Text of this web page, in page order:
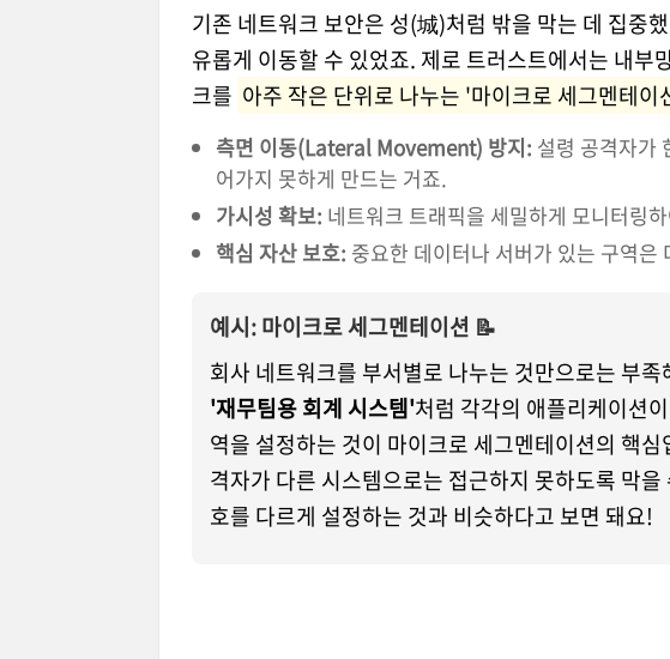
기존 네트워크 보안은 성(城)처럼 밖을 막는 데 집중
유롭게 이동할 수 있었죠. 제로 트러스트에서는 내부
크를 아주 작은 단위로 나누는 '마이크로 세그멘테이
측면 이동(Lateral Movement) 방지: 설령 공격자가
어가지 못하게 만드는 거죠.
가시성 확보: 네트워크 트래픽을 세밀하게 모니터링
핵심 자산 보호: 중요한 데이터나 서버가 있는 구역
예시: 마이크로 세그멘테이션 📝
회사 네트워크를 부서별로 나누는 것만으로는 부
'재무팀용 회계 시스템'처럼 각각의 애플리케이션
역을 설정하는 것이 마이크로 세그멘테이션의 핵
격자가 다른 시스템으로는 접근하지 못하도록 막
호를 다르게 설정하는 것과 비슷하다고 보면 돼요!